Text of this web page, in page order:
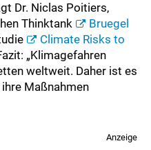
Dr. Niclas Poitiers,
Thinktank
Bruegel
Climate Risks to
„Klimagefahren
weltweit. Daher ist es
Maßnahmen
Anzeige